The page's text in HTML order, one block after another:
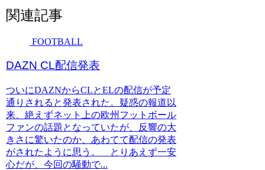
関連記事
FOOTBALL
DAZN CL配信発表
ついにDAZNからCLとELの配信が予定
通りされると発表された。疑惑の報道以
来、絶えずネット上の欧州フットボール
ファンの話題となっていたが、反響の大
きさに驚いたのか、あわてて配信の発表
がされたように思う。 とりあえず一安
心だが、今回の騒動で...